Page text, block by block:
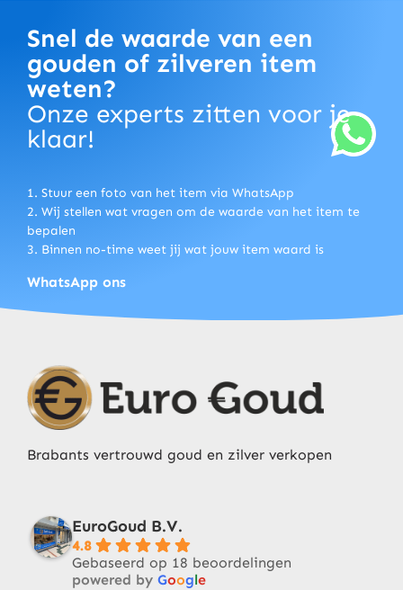
Snel de waarde van een
gouden of zilveren item
weten?
Onze experts zitten voor je
klaar!
1. Stuur een foto van het item via WhatsApp
2. Wij stellen wat vragen om de waarde van het item te
bepalen
3. Binnen no-time weet jij wat jouw item waard is
WhatsApp ons
Brabants vertrouwd goud en zilver verkopen
EuroGoud B.V.
4.8
Gebaseerd op 18 beoordelingen
powered by Google